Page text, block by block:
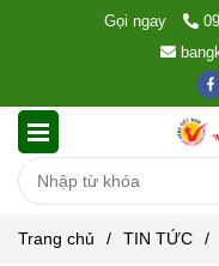
Gọi ngay
Trang chủ / TIN TỨC /